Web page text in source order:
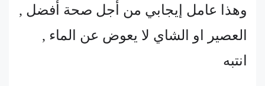
وهذا عامل إيجابي من أجل صحة أفضل ,
العصير او الشاي لا يعوض عن الماء ,
انتبه